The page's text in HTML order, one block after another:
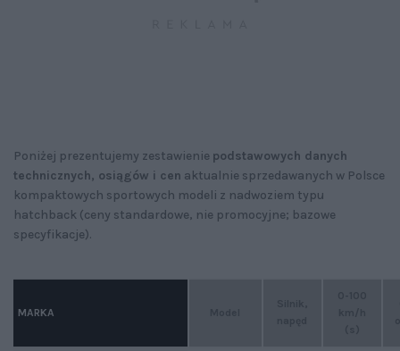
Poniżej prezentujemy zestawienie podstawowych danych
technicznych, osiągów i cen aktualnie sprzedawanych w Polsce
kompaktowych sportowych modeli z nadwoziem typu
hatchback (ceny standardowe, nie promocyjne; bazowe
specyfikacje).
MARKA